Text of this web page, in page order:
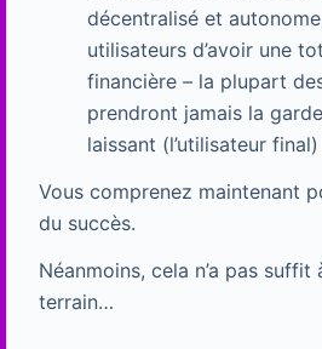
décentralisé et
utilisateurs d’avoir une
financière – la plupart
prendront jamais la
laissant (l’utilisateur
Vous comprenez maintenant
du succès.
Néanmoins, cela n’a pas
terrain…